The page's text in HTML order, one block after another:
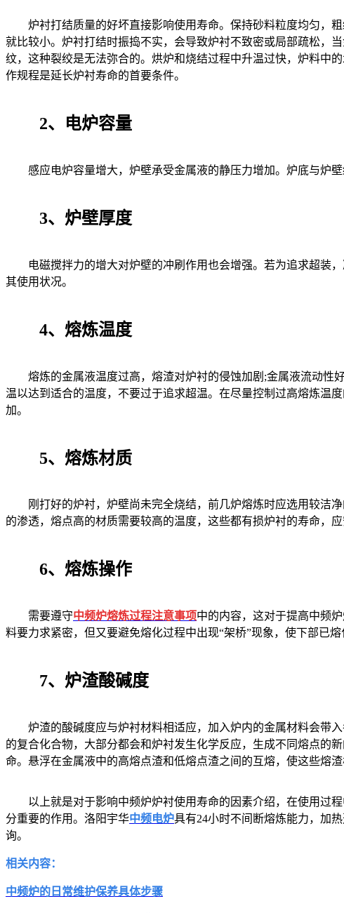
炉衬打结质量的好坏直接影响使用寿命。保持砂料粒度均匀，粗
就比较小。炉衬打结时振捣不实，会导致炉衬不致密或局部疏松，
纹，这种裂绞是无法弥合的。烘炉和烧结过程中升温过快，炉料中
作规程是延长炉衬寿命的首要条件。
2、电炉容量
感应电炉容量增大，炉壁承受金属液的静压力增加。炉底与炉壁
3、炉壁厚度
电磁搅拌力的增大对炉壁的冲刷作用也会增强。若为追求超装，
其使用状况。
4、熔炼温度
熔炼的金属液温度过高，熔渣对炉衬的侵蚀加剧;金属液流动性好
温以达到适合的温度，不要过于追求超温。在尽量控制过高熔炼温
加。
5、熔炼材质
刚打好的炉衬，炉壁尚未完全烧结，前几炉熔炼时应选用较洁净
的渗透，熔点高的材质需要较高的温度，这些都有损炉衬的寿命，应
6、熔炼操作
需要遵守中频炉熔炼过程注意事项中的内容，这对于提高中频
料要力求紧密，但又要避免熔化过程中出现“架桥”现象，使下部已
7、炉渣酸碱度
炉渣的酸碱度应与炉衬材料相适应，加入炉内的金属材料会带入
的复合化合物，大部分都会和炉衬发生化学反应，生成不同熔点的
命。悬浮在金属液中的高熔点渣和低熔点渣之间的互熔，使这些熔
以上就是对于影响中频炉炉衬使用寿命的因素介绍，在使用过程
分重要的作用。洛阳宇华中频电炉具有24小时不间断熔炼能力，加
询。
相关内容：
中频炉的日常维护保养具体步骤